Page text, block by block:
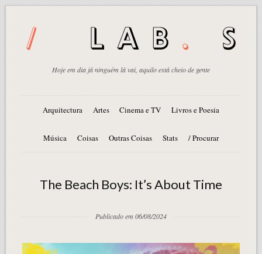
Hoje em dia já ninguém lá vai, aquilo está cheio de gente
Arquitectura Artes Cinema e TV Livros e Poesia
Música Coisas Outras Coisas Stats / Procurar
The Beach Boys: It’s About Time
Publicado em 06/08/2024